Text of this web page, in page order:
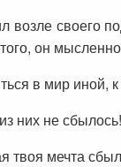
возле своего
он
в мир
них не
мечта